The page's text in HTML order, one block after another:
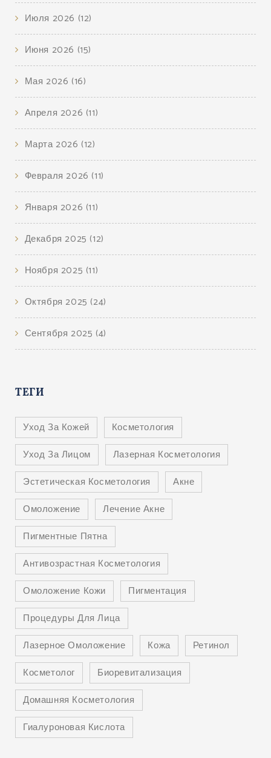
Июля 2026 (12)
Июня 2026 (15)
Мая 2026 (16)
Апреля 2026 (11)
Марта 2026 (12)
Февраля 2026 (11)
Января 2026 (11)
Декабря 2025 (12)
Ноября 2025 (11)
Октября 2025 (24)
Сентября 2025 (4)
ТЕГИ
Уход За Кожей
Косметология
Уход За Лицом
Лазерная Косметология
Эстетическая Косметология
Акне
Омоложение
Лечение Акне
Пигментные Пятна
Антивозрастная Косметология
Омоложение Кожи
Пигментация
Процедуры Для Лица
Лазерное Омоложение
Кожа
Ретинол
Косметолог
Биоревитализация
Домашняя Косметология
Гиалуроновая Кислота